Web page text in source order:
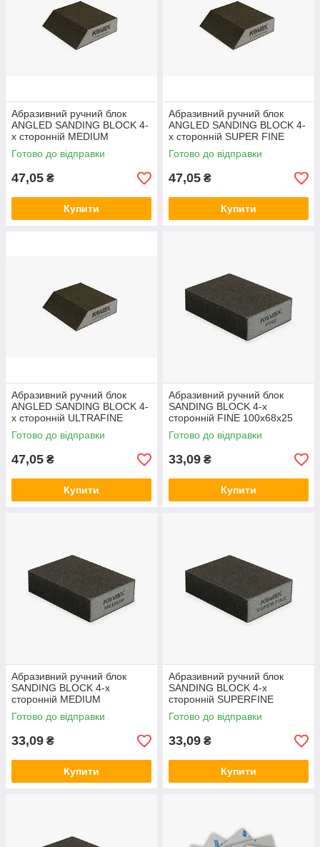
Абразивний ручний блок
ANGLED SANDING BLOCK 4-
х сторонній MEDIUM
115x90х68x25 мм
Готово до відправки
47,05 ₴
Купити
Абразивний ручний блок
ANGLED SANDING BLOCK 4-
х сторонній SUPER FINE
115x90х68x25 мм
Готово до відправки
47,05 ₴
Купити
Абразивний ручний блок
ANGLED SANDING BLOCK 4-
х сторонній ULTRAFINE
115x90х68x25 мм
Готово до відправки
47,05 ₴
Купити
Абразивний ручний блок
SANDING BLOCK 4-х
сторонній FINE 100x68x25
мм
Готово до відправки
33,09 ₴
Купити
Абразивний ручний блок
SANDING BLOCK 4-х
сторонній MEDIUM
100x68x25 мм
Готово до відправки
33,09 ₴
Купити
Абразивний ручний блок
SANDING BLOCK 4-х
сторонній SUPERFINE
100x68x25 мм
Готово до відправки
33,09 ₴
Купити